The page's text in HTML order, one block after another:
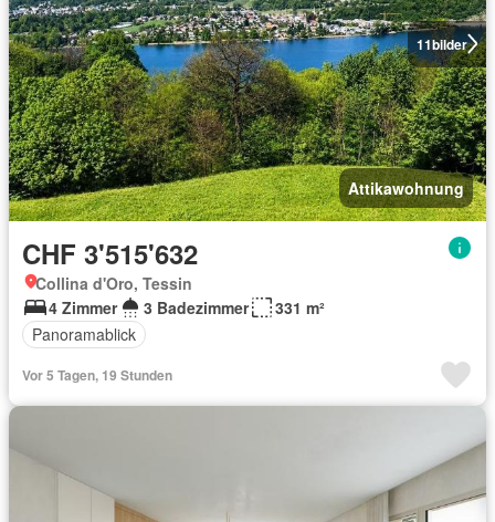
11bilder
Attikawohnung
CHF 3'515'632
Collina d'Oro, Tessin
4 Zimmer
3 Badezimmer
331 m²
Panoramablick
Vor 5 Tagen, 19 Stunden